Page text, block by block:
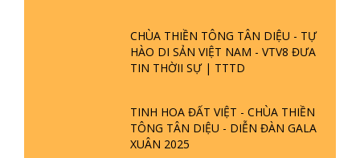
CHÙA THIỀN TÔNG TÂN DIỆU - TỰ
HÀO DI SẢN VIỆT NAM - VTV8 ĐƯA
TIN THỜII SỰ | TTTD
TINH HOA ĐẤT VIỆT - CHÙA THIỀN
TÔNG TÂN DIỆU - DIỄN ĐÀN GALA
XUÂN 2025